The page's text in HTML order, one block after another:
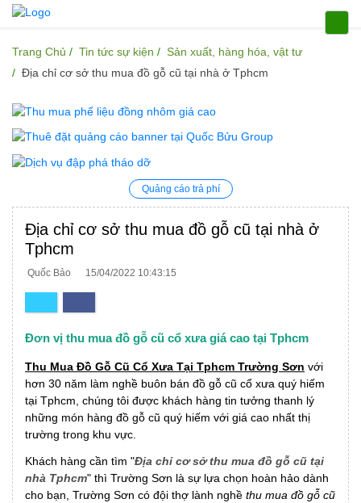
Trang Chủ Tin tức sự kiện
Sản xuất, hàng hóa, vật tư
Địa chỉ cơ sở thu mua đồ gỗ cũ tại nhà ở Tphcm
Quảng cáo trả phí
Địa chỉ cơ sở thu mua đồ gỗ cũ tại nhà ở
Tphcm
Quốc Bảo 15/04/2022 10:43:15
Đơn vị thu mua đồ gỗ cũ cổ xưa giá cao tại Tphcm
Thu Mua Đồ Gỗ Cũ Cổ Xưa Tại Tphcm Trường Sơn với
hơn 30 năm làm nghề buôn bán đồ gỗ cũ cổ xưa quý hiếm
tại Tphcm, chúng tôi được khách hàng tin tưởng thanh lý
những món hàng đồ gỗ cũ quý hiếm với giá cao nhất thị
trường trong khu vực.
Khách hàng cần tìm "Địa chỉ cơ sở thu mua đồ gỗ cũ tại
nhà Tphcm" thì Trường Sơn là sự lựa chọn hoàn hảo dành
cho bạn, Trường Sơn có đội thợ lành nghề thu mua đồ gỗ cũ